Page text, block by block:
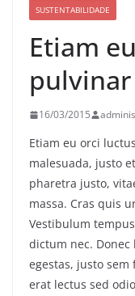
SUSTENTABILIDADE
Etiam
pulvinar
16/03/2015
Etiam eu orci
malesuada, justo
pharetra justo,
massa. Cras quis
Vestibulum
dictum nec.
egestas, justo
erat lectus sed